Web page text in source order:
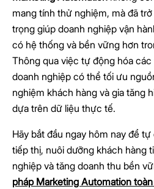
mang tính thử nghiệm, mà đã
trọng giúp doanh nghiệp vận
có hệ thống và bền vững hơn
Thông qua việc tự động hóa các
doanh nghiệp có thể tối ưu
nghiệm khách hàng và gia tăng
dựa trên dữ liệu thực tế.
Hãy bắt đầu ngay hôm nay để
tiếp thị, nuôi dưỡng khách hàng
nghiệp và tăng doanh thu bền
pháp Marketing Automation